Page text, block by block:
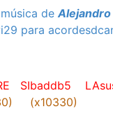
de Alejandro
para
SIbaddb5
(x10330)